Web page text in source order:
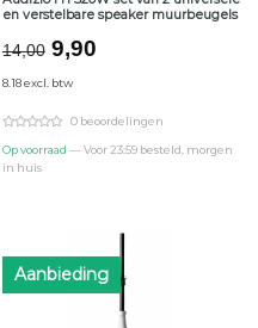
en verstelbare speaker muurbeugels
14,00 Oorspronkelijke
was:
€14,00.
9,90Huidige
€9,90.
8.18 excl. btw
0 beoordelingen
Op voorraad — Voor 23:59 besteld, morgen
in huis
Aanbieding